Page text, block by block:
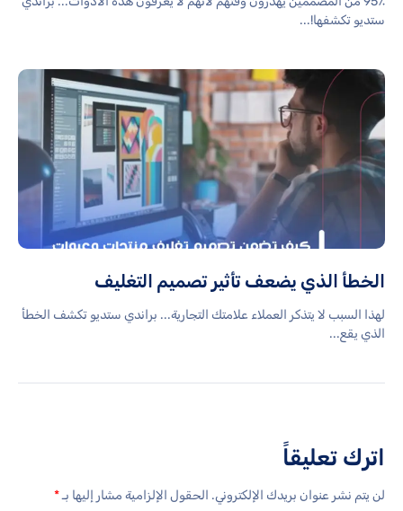
ستديو تكشفها!...
الخطأ الذي يضعف تأثير تصميم التغليف
لهذا السبب لا يتذكر العملاء علامتك التجارية... براندي ستديو تكشف الخطأ
الذي يقع...
اترك تعليقاً
لن يتم نشر عنوان بريدك الإلكتروني. الحقول الإلزامية مشار إليها بـ*